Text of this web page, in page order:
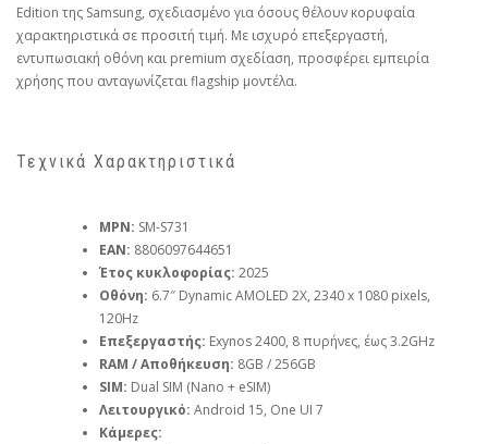
Edition της Samsung, σχεδιασμένο για όσους θέλουν κορυφαία
χαρακτηριστικά σε προσιτή τιμή. Με ισχυρό επεξεργαστή,
εντυπωσιακή οθόνη και premium σχεδίαση, προσφέρει εμπειρία
χρήσης που ανταγωνίζεται flagship μοντέλα.
Τεχνικά Χαρακτηριστικά
MPN: SM-S731
EAN: 8806097644651
Έτος κυκλοφορίας: 2025
Οθόνη: 6.7″ Dynamic AMOLED 2X, 2340 x 1080 pixels,
120Hz
Επεξεργαστής: Exynos 2400, 8 πυρήνες, έως 3.2GHz
RAM / Αποθήκευση: 8GB / 256GB
SIM: Dual SIM (Nano + eSIM)
Λειτουργικό: Android 15, One UI 7
Κάμερες: